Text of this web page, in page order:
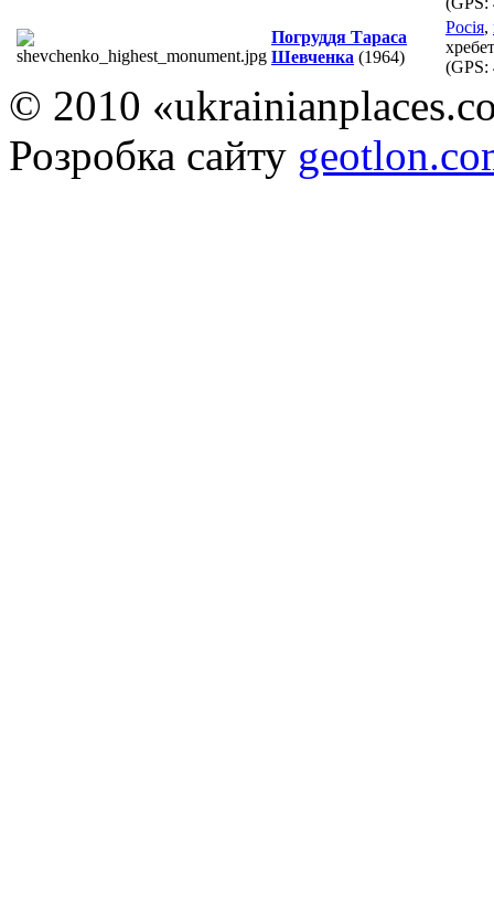
Погруддя Тараса
Шевченка (1964)
Росія,
(GPS:
© 2010
Розробка сайту